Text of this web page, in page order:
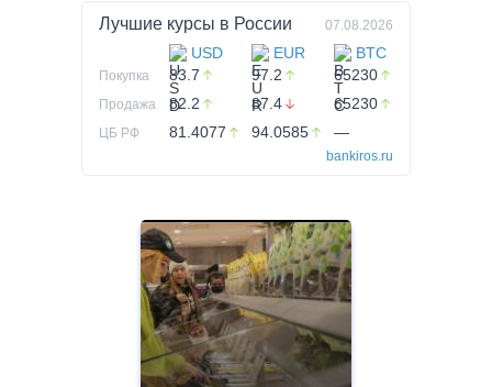
Лучшие курсы в России 07.08.2026
USD EUR BTC
Покупка 83.7 97.2 65230
Продажа 82.2 87.4 65230
ЦБ РФ 81.4077 94.0585 —
bankiros.ru